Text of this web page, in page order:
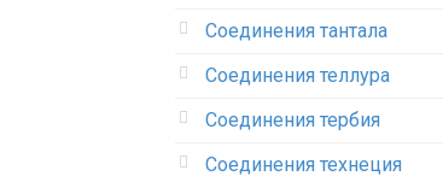
Соединения тантала‎
Соединения теллура‎
Соединения тербия‎
Соединения технеция‎